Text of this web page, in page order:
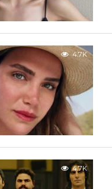
4.7K
4.7K